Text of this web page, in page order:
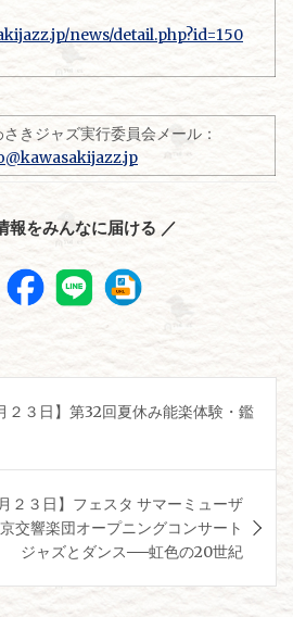
news/detail.php?id=150
きジャズ実行委員会メール：
報をみんなに届ける ／
２３日】第32回夏休み能楽体験・鑑
２３日】フェスタ サマーミューザ
交響楽団オープニングコンサート
ジャズとダンス──虹色の20世紀